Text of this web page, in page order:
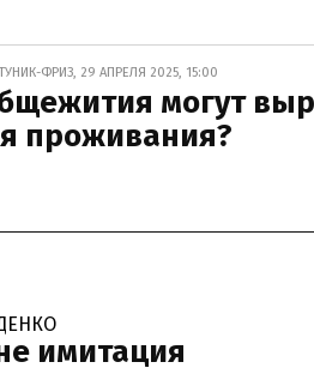
ФРИЗ, 29 АПРЕЛЯ 2025, 15:00
могут
проживания?
имитация